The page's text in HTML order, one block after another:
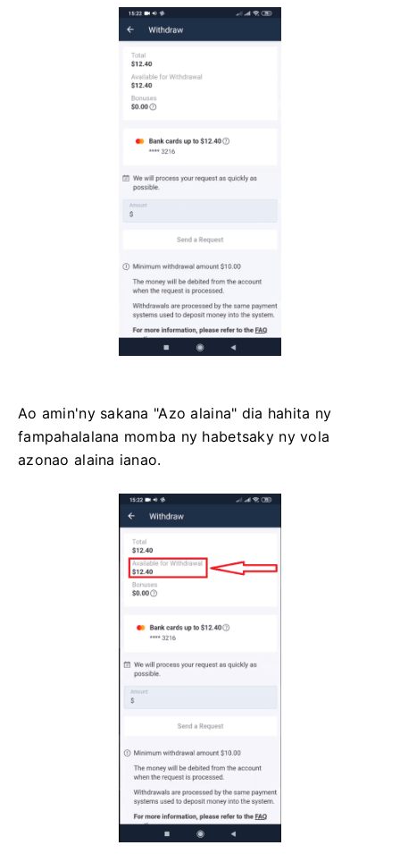
Ao amin'ny sakana "Azo alaina" dia hahita ny
fampahalalana momba ny habetsaky ny vola
azonao alaina ianao.